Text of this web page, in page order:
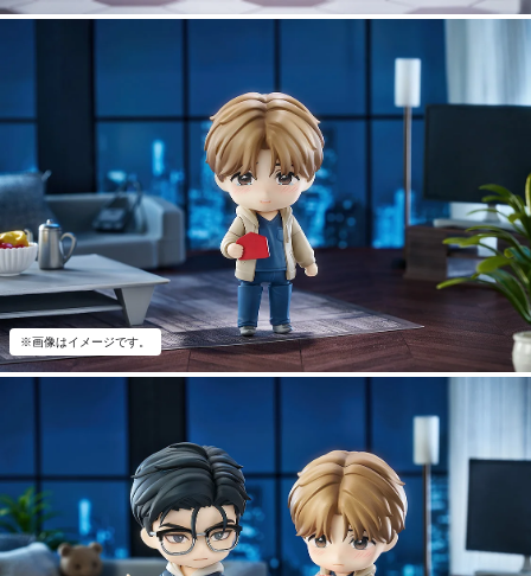
※画像はイメージです。